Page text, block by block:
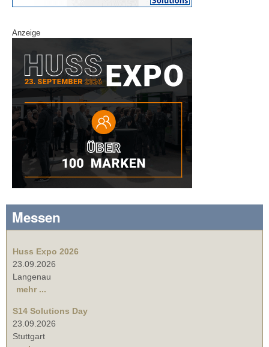
Anzeige
Messen
Huss Expo 2026
23.09.2026
Langenau
mehr ...
S14 Solutions Day
23.09.2026
Stuttgart